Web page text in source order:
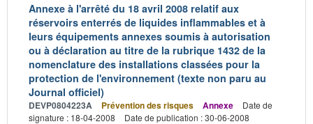
Annexe à l'arrêté du 18 avril 2008 relatif aux
réservoirs enterrés de liquides inflammables et à
leurs équipements annexes soumis à autorisation
ou à déclaration au titre de la rubrique 1432 de la
nomenclature des installations classées pour la
protection de l'environnement (texte non paru au
Journal officiel)
DEVP0804223A Prévention des risques Annexe
Date de
signature : 18-04-2008
Date de publication : 30-06-2008